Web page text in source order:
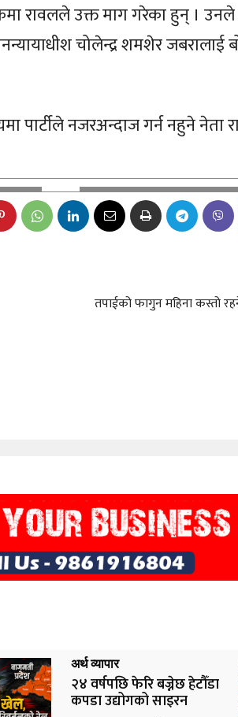
रावलले उक्त माग गरेका हुन् ।
चोलेन्द्र शमशेर जबरालाई
पार्टीले नजरअन्दाज गर्न नहुने नेता
तपाईको फागुन महिना कस्तो
अर्थ व्यापार
२४ वर्षपछि फेरि बज्नेछ हेटौँडा
कपडा उद्योगको साइरन